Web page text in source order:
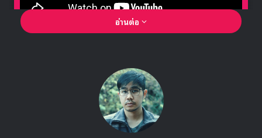
🎙GYUBIN ปลื้มเมืองไทยขนาดไหน? ถึงกลับมาถ่าย
▶ คลิกดูสัมภาษณ์พิเศษ
อ่านต่อ